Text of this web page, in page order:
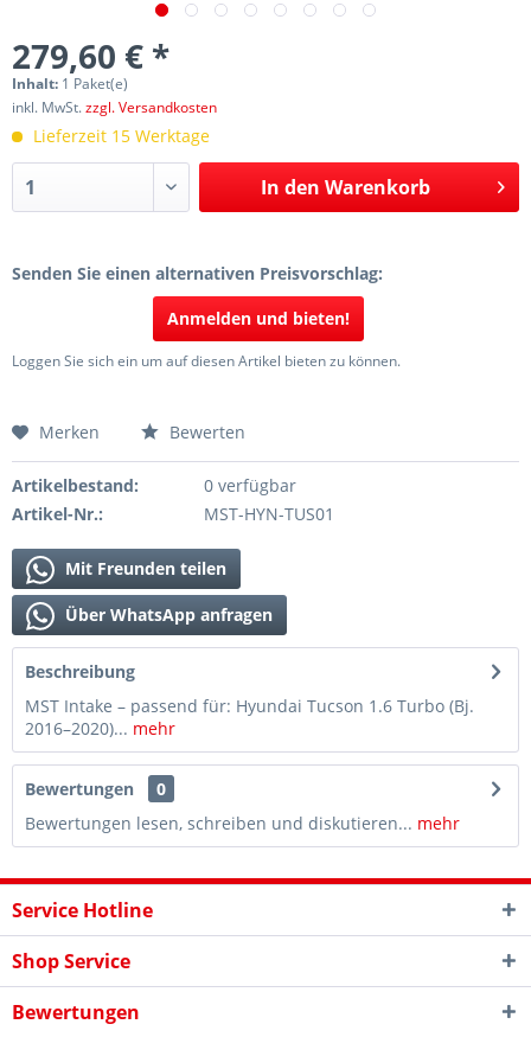
279,60 € *
Inhalt: 1 Paket(e)
inkl. MwSt.zzgl. Versandkosten
Lieferzeit 15 Werktage
In den Warenkorb
Senden Sie einen alternativen Preisvorschlag:
Anmelden und bieten!
Loggen Sie sich ein um auf diesen Artikel bieten zu können.
Merken Bewerten
Artikelbestand:
0 verfügbar
Artikel-Nr.:
MST-HYN-TUS01
Mit Freunden teilen
Über WhatsApp anfragen
Beschreibung
MST Intake – passend für: Hyundai Tucson 1.6 Turbo (Bj.
2016–2020)... mehr
Bewertungen
0
Bewertungen lesen, schreiben und diskutieren... mehr
Service Hotline
Shop Service
Bewertungen